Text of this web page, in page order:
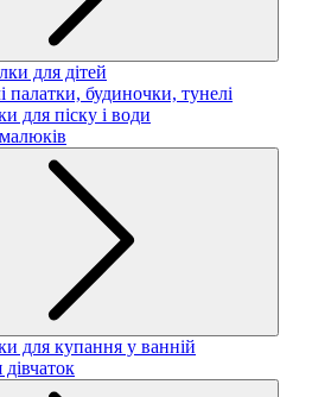
для дітей
палатки, будиночки, тунелі
для піску і води
для купання у ванній